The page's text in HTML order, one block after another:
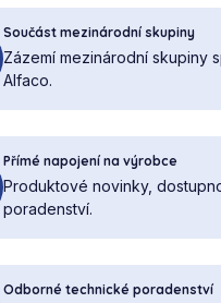
Součást mezinárodní skupiny
Zázemí mezinárodní skupiny
Alfaco.
Přímé napojení na výrobce
Produktové novinky,
poradenství.
Odborné technické poradenství